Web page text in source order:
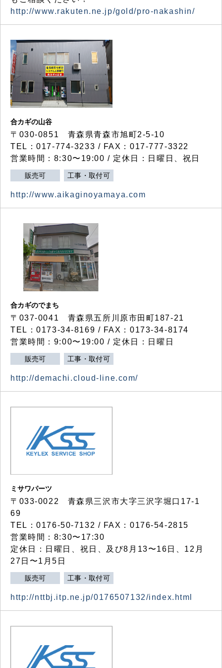
http://www.rakuten.ne.jp/gold/pro-nakashin/
合カギの山谷
〒030-0851 青森県青森市旭町2-5-10
TEL：017-774-3233 / FAX：017-777-3322
営業時間：8:30〜19:00 / 定休日：日曜日、祝日
販売可 工事・取付可
http://www.aikaginoyamaya.com
合カギのでまち
〒037-0041 青森県五所川原市田町187-21
TEL：0173-34-8169 / FAX：0173-34-8174
営業時間：9:00〜19:00 / 定休日：日曜日
販売可 工事・取付可
http://demachi.cloud-line.com/
ミサワパーツ
〒033-0022 青森県三沢市大字三沢字堀口17-1
69
TEL：0176-50-7132 / FAX：0176-54-2815
営業時間：8:30〜17:30
定休日：日曜日、祝日、及び8月13〜16日、12月
27日〜1月5日
販売可 工事・取付可
http://nttbj.itp.ne.jp/0176507132/index.html